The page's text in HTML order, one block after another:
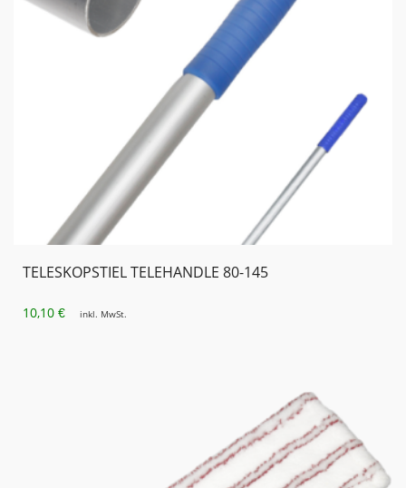
TELESKOPSTIEL TELEHANDLE 80-145
10,10 € inkl. MwSt.